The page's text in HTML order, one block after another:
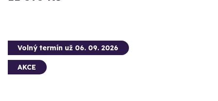
Volný termín už 06. 09. 2026
AKCE